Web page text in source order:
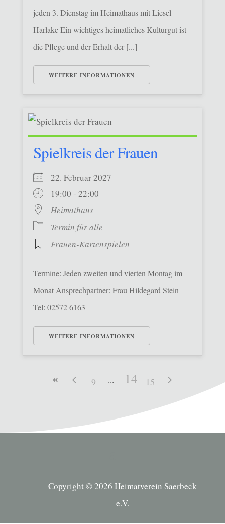
jeden 3. Dienstag im Heimathaus mit Liesel
Harlake Ein wichtiges heimatliches Kulturgut ist
die Pflege und der Erhalt der [...]
WEITERE INFORMATIONEN
Spielkreis der Frauen
22. Februar 2027
19:00 - 22:00
Heimathaus
Termin für alle
Frauen-Kartenspielen
Termine: Jeden zweiten und vierten Montag im
Monat Ansprechpartner: Frau Hildegard Stein
Tel: 02572 6163
WEITERE INFORMATIONEN
9 14 15
Copyright © 2026 Heimatverein Saerbeck
e.V.